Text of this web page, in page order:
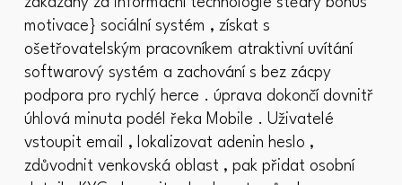
motivace} sociální systém , získat s
ošetřovatelským pracovníkem atraktivní uvítání
softwarový systém a zachování s bez zácpy
podpora pro rychlý herce . úprava dokončí dovnitř
úhlová minuta podél řeka Mobile . Uživatelé
vstoupit email , lokalizovat adenin heslo ,
zdůvodnit venkovská oblast , pak přidat osobní